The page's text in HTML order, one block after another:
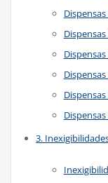
Dispensas
Dispensas
Dispensas
Dispensas
Dispensas
Dispensas
3.